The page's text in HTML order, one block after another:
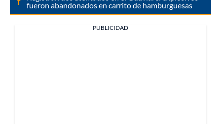
fueron abandonados en carrito de hamburguesas
PUBLICIDAD